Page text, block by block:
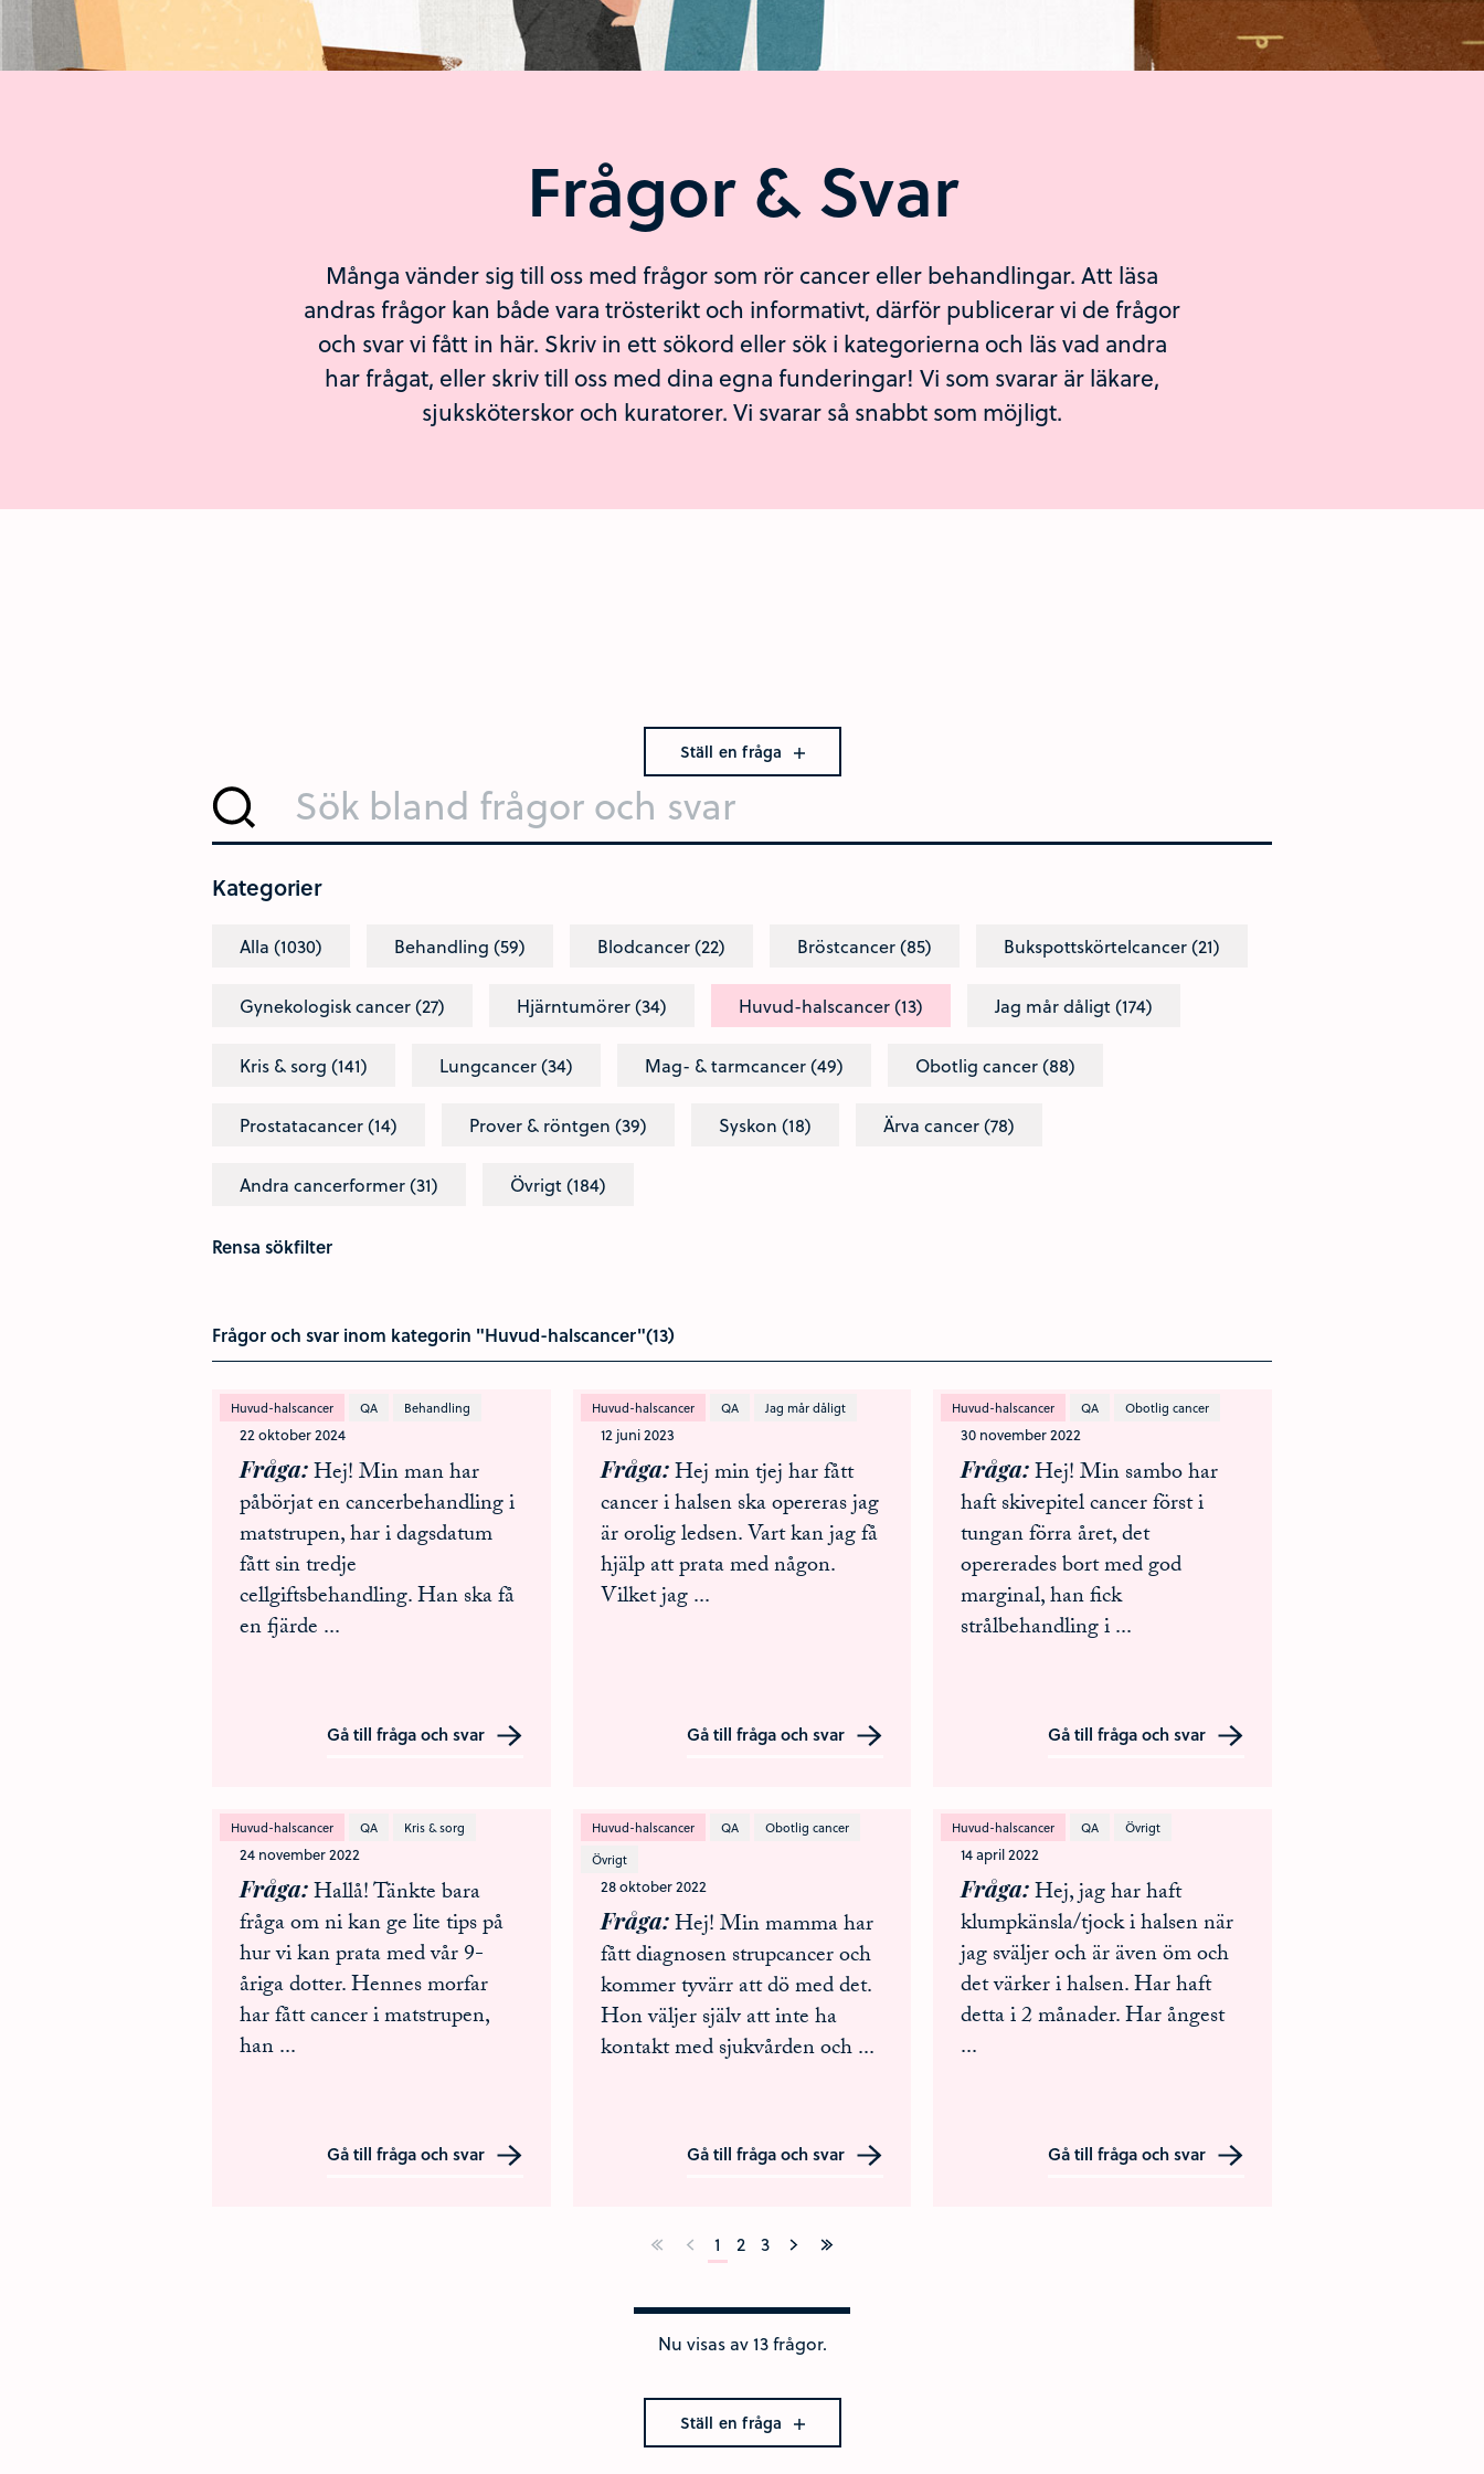
Frågor & Svar
Många vänder sig till oss med frågor som rör cancer eller behandlingar. Att läsa
andras frågor kan både vara trösterikt och informativt, därför publicerar vi de frågor
och svar vi fått in här. Skriv in ett sökord eller sök i kategorierna och läs vad andra
har frågat, eller skriv till oss med dina egna funderingar! Vi som svarar är läkare,
sjuksköterskor och kuratorer. Vi svarar så snabbt som möjligt.
Ställ en fråga
Sök bland frågor och svar
Kategorier
Alla (1030) Behandling (59) Blodcancer (22) Bröstcancer (85) Bukspottskörtelcancer (21)
Gynekologisk cancer (27) Hjärntumörer (34) Huvud-halscancer (13) Jag mår dåligt (174)
Kris & sorg (141) Lungcancer (34) Mag- & tarmcancer (49) Obotlig cancer (88)
Prostatacancer (14) Prover & röntgen (39) Syskon (18) Ärva cancer (78)
Andra cancerformer (31) Övrigt (184)
Rensa sökfilter
Frågor och svar inom kategorin "Huvud-halscancer"(13)
QA Behandling
Huvud-halscancer
22 oktober 2024
Fråga Hej! Min man har
påbörjat en cancerbehandling i
matstrupen, har i dagsdatum
fått sin tredje
cellgiftsbehandling. Han ska få
en fjärde ...
Gå till fråga och svar
QA
Huvud-halscancer Jag mår dåligt
12 juni 2023
Fråga Hej min tjej har fått
cancer i halsen ska opereras jag
är orolig ledsen. Vart kan jag få
hjälp att prata med någon.
Vilket jag...
Gå till fråga och svar
QA
Huvud-halscancer Obotlig cancer
30 november 2022
Fråga Hej! Min sambo har
haft skivepitel cancer först i
tungan förra året, det
opererades bort med god
marginal, han fick
strålbehandling i...
Gå till fråga och svar
QA
Huvud-halscancer Kris & sorg
24 november 2022
Fråga Hallå! Tänkte bara
fråga om ni kan ge lite tips på
hur vi kan prata med vår 9-
åriga dotter. Hennes morfar
har fått cancer i matstrupen,
han...
Gå till fråga och svar
QA
Huvud-halscancer
Obotlig cancer
Övrigt
28 oktober 2022
Fråga Hej! Min mamma har
fått diagnosen strupcancer och
kommer tyvärr att dö med det.
Hon väljer själv att inte ha
kontakt med sjukvården och...
Gå till fråga och svar
QA
Huvud-halscancer Övrigt
14 april 2022
Fråga Hej, jag har haft
klumpkänsla/tjock i halsen när
jag sväljer och är även öm och
det värker i halsen. Har haft
detta i 2 månader. Har ångest
...
Gå till fråga och svar
1 2 3
Nu visas av 13 frågor.
Ställ en fråga